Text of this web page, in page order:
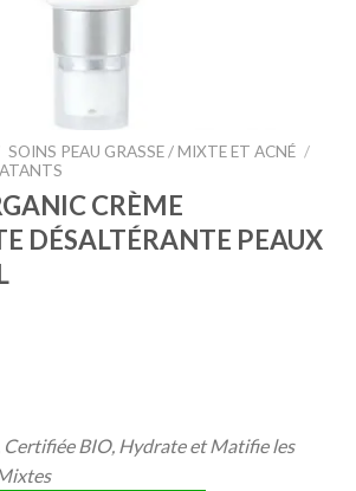
SOINS PEAU GRASSE / MIXTE ET ACNÉ /
CRÈME
DÉSALTÉRANTE PEAUX
BIO, Hydrate et Matifie les